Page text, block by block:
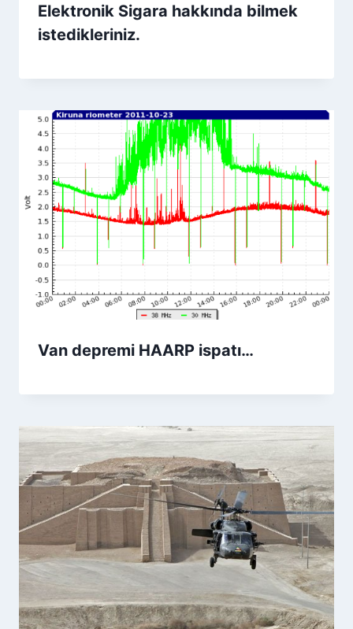
Elektronik Sigara hakkında bilmek
istedikleriniz.
Van depremi HAARP ispatı…